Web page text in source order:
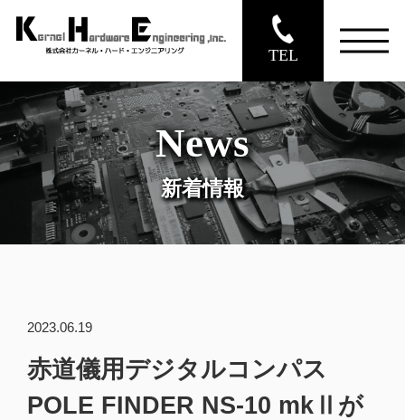
TEL
News
新着情報
2023.06.19
赤道儀用デジタルコンパス
POLE FINDER NS-10 mkⅡが